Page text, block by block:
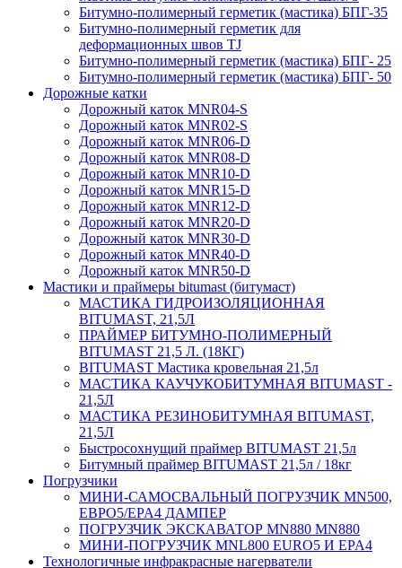
Битумно-полимерный герметик (мастика) БПГ-35
Битумно-полимерный герметик для
деформационных швов TJ
Битумно-полимерный герметик (мастика) БПГ- 25
Битумно-полимерный герметик (мастика) БПГ- 50
Дорожные катки
Дорожный каток MNR04-S
Дорожный каток MNR02-S
Дорожный каток MNR06-D
Дорожный каток MNR08-D
Дорожный каток MNR10-D
Дорожный каток MNR15-D
Дорожный каток MNR12-D
Дорожный каток MNR20-D
Дорожный каток MNR30-D
Дорожный каток MNR40-D
Дорожный каток MNR50-D
Мастики и праймеры bitumast (битумаст)
МАСТИКА ГИДРОИЗОЛЯЦИОННАЯ
BITUMAST, 21,5Л
ПРАЙМЕР БИТУМНО-ПОЛИМЕРНЫЙ
BITUMAST 21,5 Л. (18КГ)
BITUMAST Мастика кровельная 21,5л
МАСТИКА КАУЧУКОБИТУМНАЯ BITUMAST -
21,5Л
МАСТИКА РЕЗИНОБИТУМНАЯ BITUMAST,
21,5Л
Быстросохнущий праймер BITUMAST 21,5л
Битумный праймер BITUMAST 21,5л / 18кг
Погрузчики
МИНИ-САМОСВАЛЬНЫЙ ПОГРУЗЧИК MN500,
ЕВРО5/EPA4 ДАМПЕР
ПОГРУЗЧИК ЭКСКАВАТОР MN880 MN880
МИНИ-ПОГРУЗЧИК MNL800 EURO5 И EPA4
Технологичные инфракрасные нагерватели